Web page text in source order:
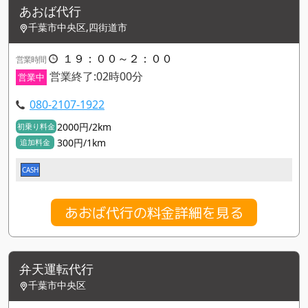
あおば代行
千葉市中央区,四街道市
営業時間 １９：００～２：００
営業中 営業終了:02時00分
080-2107-1922
初乗り料金 2000円/2km
追加料金 300円/1km
CASH
あおば代行の料金詳細を見る
弁天運転代行
千葉市中央区